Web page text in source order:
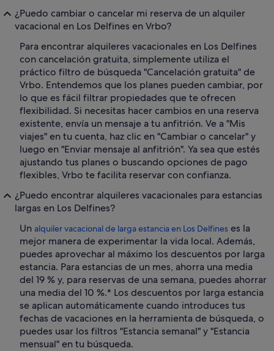
¿Puedo cambiar o cancelar mi reserva de un alquiler
vacacional en Los Delfines en Vrbo?
Para encontrar alquileres vacacionales en Los Delfines
con cancelación gratuita, simplemente utiliza el
práctico filtro de búsqueda "Cancelación gratuita" de
Vrbo. Entendemos que los planes pueden cambiar, por
lo que es fácil filtrar propiedades que te ofrecen
flexibilidad. Si necesitas hacer cambios en una reserva
existente, envía un mensaje a tu anfitrión. Ve a "Mis
viajes" en tu cuenta, haz clic en "Cambiar o cancelar" y
luego en "Enviar mensaje al anfitrión". Ya sea que estés
ajustando tus planes o buscando opciones de pago
flexibles, Vrbo te facilita reservar con confianza.
¿Puedo encontrar alquileres vacacionales para estancias
largas en Los Delfines?
Un alquiler vacacional de larga estancia en Los Delfines es la
mejor manera de experimentar la vida local. Además,
puedes aprovechar al máximo los descuentos por larga
estancia. Para estancias de un mes, ahorra una media
del 19 % y, para reservas de una semana, puedes ahorrar
una media del 10 %.* Los descuentos por larga estancia
se aplican automáticamente cuando introduces tus
fechas de vacaciones en la herramienta de búsqueda, o
puedes usar los filtros "Estancia semanal" y "Estancia
mensual" en tu búsqueda.